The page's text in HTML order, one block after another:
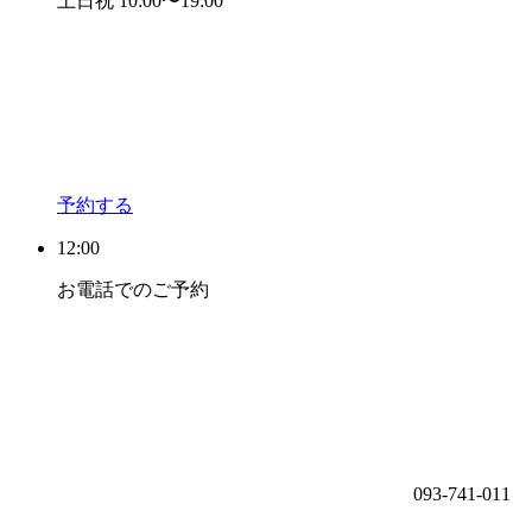
予約する
12:00
お電話でのご予約
093-741-011